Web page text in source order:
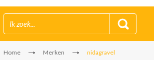
Home Merken nidagravel